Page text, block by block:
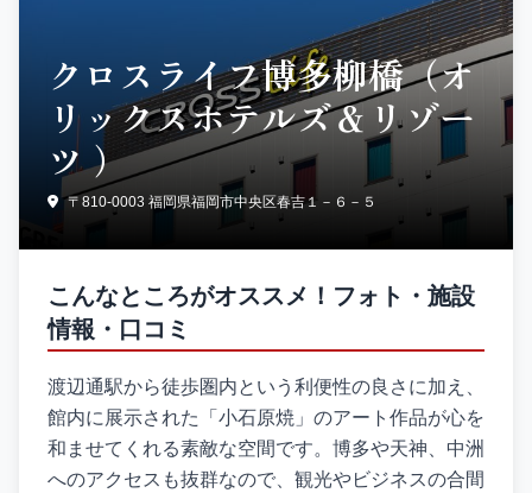
クロスライフ博多柳橋（オ
リックスホテルズ＆リゾー
ツ ）
〒810-0003 福岡県福岡市中央区春吉１－６－５
こんなところがオススメ！フォト・施設
情報・口コミ
渡辺通駅から徒歩圏内という利便性の良さに加え、
館内に展示された「小石原焼」のアート作品が心を
和ませてくれる素敵な空間です。博多や天神、中洲
へのアクセスも抜群なので、観光やビジネスの合間